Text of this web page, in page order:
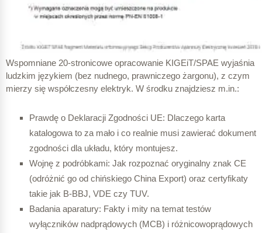
Wspomniane 20-stronicowe opracowanie KIGEiT/SPAE wyjaśnia
ludzkim językiem (bez nudnego, prawniczego żargonu), z czym
mierzy się współczesny elektryk. W środku znajdziesz m.in.:
Prawdę o Deklaracji Zgodności UE: Dlaczego karta
katalogowa to za mało i co realnie musi zawierać dokument
zgodności dla układu, który montujesz.
Wojnę z podróbkami: Jak rozpoznać oryginalny znak CE
(odróżnić go od chińskiego China Export) oraz certyfikaty
takie jak B-BBJ, VDE czy TUV.
Badania aparatury: Fakty i mity na temat testów
wyłączników nadprądowych (MCB) i różnicowoprądowych